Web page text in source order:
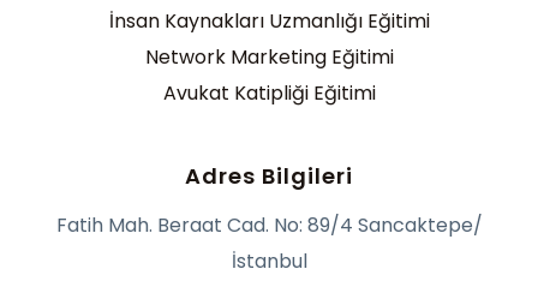
İnsan Kaynakları Uzmanlığı Eğitimi
Network Marketing Eğitimi
Avukat Katipliği Eğitimi
Adres Bilgileri
Fatih Mah. Beraat Cad. No: 89/4 Sancaktepe/
İstanbul